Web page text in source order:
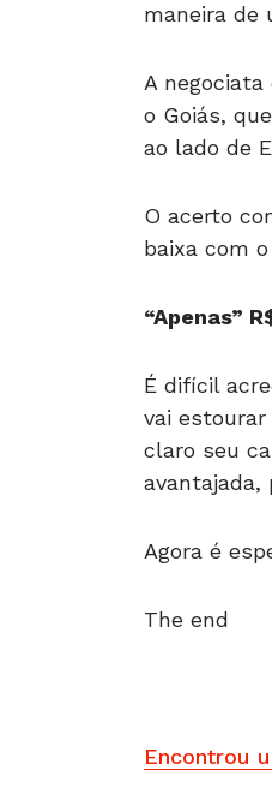
maneira de
A
o Goiás,
ao lado de
O acerto
baixa com
“Apenas”
É difícil
vai
claro seu
avantajada,
Agora é
The end
Encontrou